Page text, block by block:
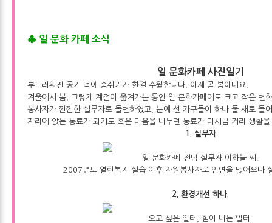
♣ 일 문화 카페 소식
일 문화카페 사진일기
부드러워진 공기 덕에 숨쉬기가 한결 수월합니다. 이제 곧 봄이네요.
겨울에서 봄, 그렇게 계절이 옮겨가는 동안 일 문화카페에도 크고 작은 변
봉사자가 깐깐한 실무자로 돌변하였고, 눈에 선 가구들이 하나 둘 새로 들
자리에 앉는 동료가 되기도 혹은 마음을 나누던 동료가 다시금 거리 생활
1. 실무자
일 문화카페 전담 실무자 이하늘 씨.
2007년도 열린복지 실습 이후 자원봉사자로 인연을 맺어오다
2. 환경개선 하나.
오고 싶은 일터, 힘이 나는 일터.